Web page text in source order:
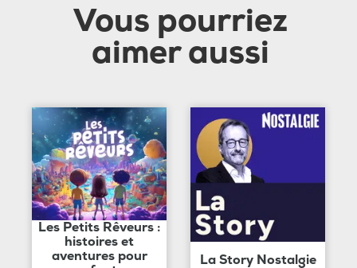
Vous pourriez
aimer aussi
Les Petits Rêveurs :
histoires et
aventures pour
La Story Nostalgie